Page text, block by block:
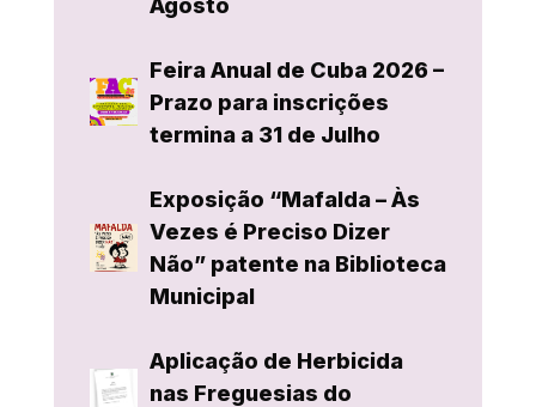
Agosto
Feira Anual de Cuba 2026 –
Prazo para inscrições
termina a 31 de Julho
Exposição “Mafalda – Às
Vezes é Preciso Dizer
Não” patente na Biblioteca
Municipal
Aplicação de Herbicida
nas Freguesias do